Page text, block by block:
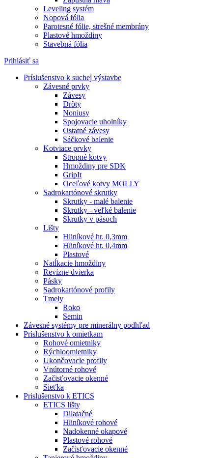
Leveling systém
Nopová fólia
Parotesné fólie, strešné membrány
Plastové hmoždiny
Stavebná fólia
Prihlásiť sa
Príslušenstvo k suchej výstavbe
Závesné prvky
Závesy
Drôty
Noniusy
Spojovacie uholníky
Ostatné závesy
Sáčkové balenie
Kotviace prvky
Stropné kotvy
Hmoždiny pre SDK
GripIt
Oceľové kotvy MOLLY
Sadrokartónové skrutky
Skrutky - malé balenie
Skrutky - veľké balenie
Skrutky v pásoch
Lišty
Hliníkové hr. 0,3mm
Hliníkové hr. 0,4mm
Plastové
Natĺkacie hmoždiny
Revízne dvierka
Pásky
Sadrokartónové profily
Tmely
Roko
Semin
Závesné systémy pre minerálny podhľad
Príslušenstvo k omietkam
Rohové omietniky
Rýchloomietniky
Ukončovacie profily
Vnútorné rohové
Začisťovacie okenné
Sieťka
Prislušenstvo k ETICS
ETICS lišty
Dilatačné
Hliníkové rohové
Nadokenné okapové
Plastové rohové
Začisťovacie okenné